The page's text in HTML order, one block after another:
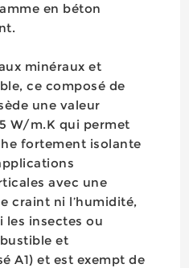
en béton
minéraux et
ce composé de
une valeur
W/m.K qui permet
fortement isolante
avec une
craint ni l’humidité,
les insectes ou
et
A1) et est exempt de